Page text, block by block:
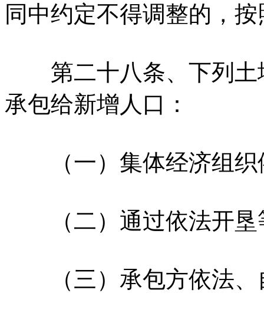
同中约定不得调整的，
第二十八条、下列土
承包给新增人口：
（一）集体经济组织
（二）通过依法开垦
（三）承包方依法、